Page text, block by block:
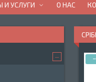
И УСЛУГИ О НАС